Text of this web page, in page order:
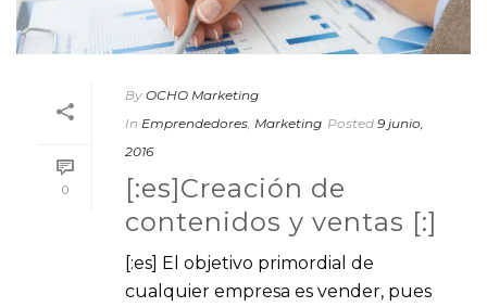
0
By OCHO Marketing
In Emprendedores Marketing Posted 9 junio,
2016
[:es]Creación de
contenidos y ventas [:]
[:es] El objetivo primordial de
cualquier empresa es vender, pues